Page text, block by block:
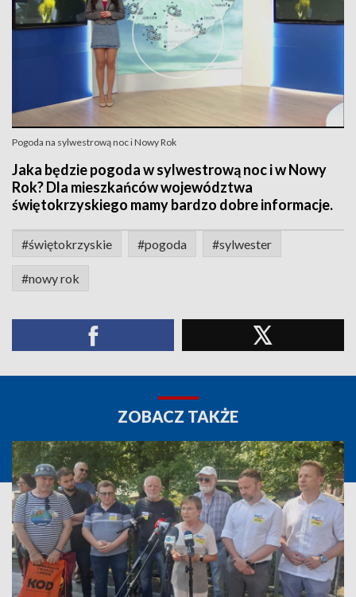
Pogoda na sylwestrową noc i Nowy Rok
Jaka będzie pogoda w sylwestrową noc i w Nowy
Rok? Dla mieszkańców województwa
świętokrzyskiego mamy bardzo dobre informacje.
#świętokrzyskie #pogoda #sylwester
#nowy rok
ZOBACZ TAKŻE